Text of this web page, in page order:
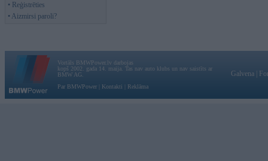
• Reģistrēties
• Aizmirsi paroli?
Vortāls BMWPower.lv darbojas
kopš 2002. gada 14. maija. Tas nav auto klubs un nav saistīts ar
BMW AG.
Par BMWPower
Kontakti Reklāma
Galvena